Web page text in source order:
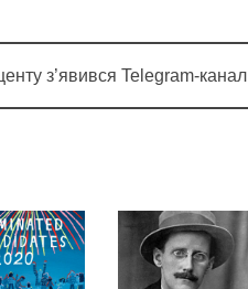
з’явився Telegram-канал